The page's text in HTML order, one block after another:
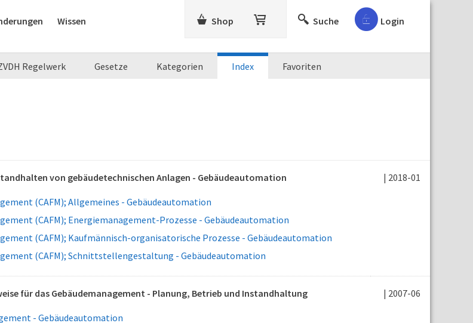
Wissen Shop Suche Login
Regelwerk Gesetze Kategorien Index Favoriten
von gebäudetechnischen Anlagen - Gebäudeautomation | 2018-01
(CAFM); Allgemeines - Gebäudeautomation
(CAFM); Energiemanagement-Prozesse - Gebäudeautomation
(CAFM); Kaufmännisch-organisatorische Prozesse - Gebäudeautomation
(CAFM); Schnittstellengestaltung - Gebäudeautomation
für das Gebäudemanagement - Planung, Betrieb und Instandhaltung | 2007-06
- Gebäudeautomation